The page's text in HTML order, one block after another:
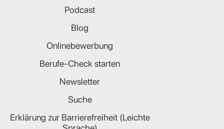
Podcast
Blog
Onlinebewerbung
Berufe-Check starten
Newsletter
Suche
Erklärung zur Barrierefreiheit (Leichte